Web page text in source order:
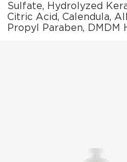
Sulfate, Hydrolyzed
Citric Acid, Calendula,
Propyl Paraben, DMDM